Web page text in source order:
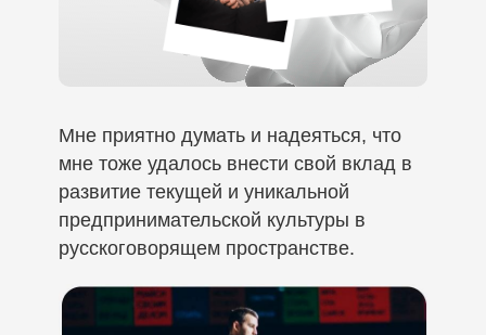
Мне приятно думать и надеяться, что
мне тоже удалось внести свой вклад в
развитие текущей и уникальной
предпринимательской культуры в
русскоговорящем пространстве.